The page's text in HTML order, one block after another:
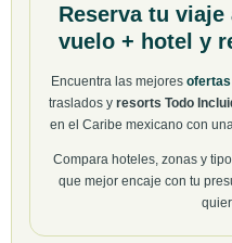
Reserva tu viaje
vuelo + hotel y
Encuentra las mejores ofertas
traslados y resorts Todo
en el Caribe mexicano con
Compara hoteles, zonas y
que mejor encaje con tu